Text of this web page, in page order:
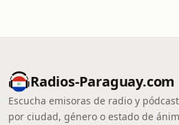
Radios-Paraguay.com
Escucha emisoras de radio y
por ciudad, género o estado de